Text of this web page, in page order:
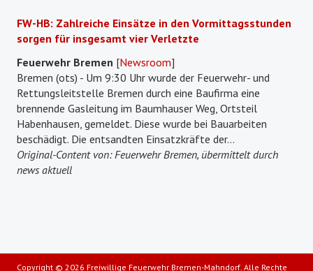
FW-HB: Zahlreiche Einsätze in den Vormittagsstunden
sorgen für insgesamt vier Verletzte
Feuerwehr Bremen [Newsroom]
Bremen (ots) - Um 9:30 Uhr wurde der Feuerwehr- und
Rettungsleitstelle Bremen durch eine Baufirma eine
brennende Gasleitung im Baumhauser Weg, Ortsteil
Habenhausen, gemeldet. Diese wurde bei Bauarbeiten
beschädigt. Die entsandten Einsatzkräfte der...
Original-Content von: Feuerwehr Bremen, übermittelt durch
news aktuell
Copyright © 2026 Freiwillige Feuerwehr Bremen-Mahndorf. Alle Rechte